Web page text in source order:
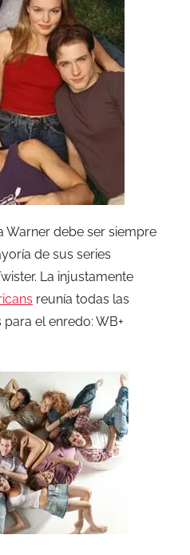
Warner debe ser siempre
de sus series
La injustamente
reunía todas las
el enredo: WB+